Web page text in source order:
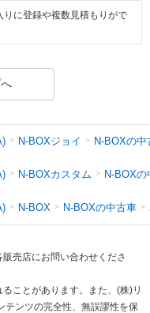
りに登録や複数見積もりがで
N-BOXジョイ N-BOXの中
N-BOXカスタム N-BOXの
N-BOX N-BOXの中古車
売店にお問い合わせくださ
ことがあります。また、(株)リ
テンツの完全性、無誤謬性を保